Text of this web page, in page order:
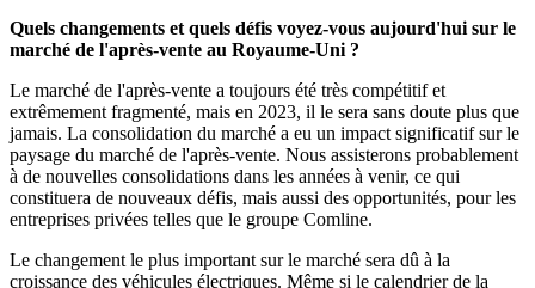
Quels changements et quels défis voyez-vous aujourd'hui sur le
marché de l'après-vente au Royaume-Uni ?
Le marché de l'après-vente a toujours été très compétitif et
extrêmement fragmenté, mais en 2023, il le sera sans doute plus que
jamais. La consolidation du marché a eu un impact significatif sur le
paysage du marché de l'après-vente. Nous assisterons probablement
à de nouvelles consolidations dans les années à venir, ce qui
constituera de nouveaux défis, mais aussi des opportunités, pour les
entreprises privées telles que le groupe Comline.
Le changement le plus important sur le marché sera dû à la
croissance des véhicules électriques. Même si le calendrier de la